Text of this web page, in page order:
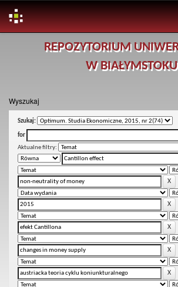
REPOZYTORIUM
W BIAŁYMSTOKU
Wyszukaj
Szukaj:
for
Aktualne filtry: